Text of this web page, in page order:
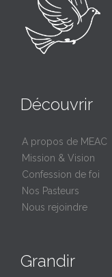
Découvrir
A propos de MEAC
Mission & Vision
Confession de foi
Nos Pasteurs
Nous rejoindre
Grandir